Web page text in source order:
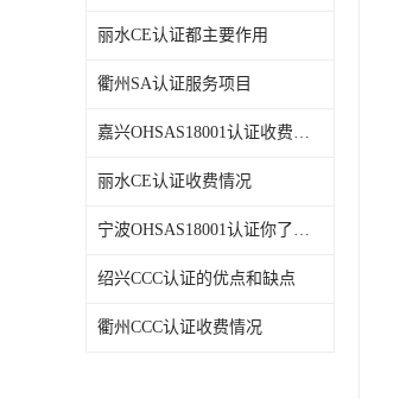
丽水CE认证都主要作用
衢州SA认证服务项目
嘉兴OHSAS18001认证收费情况
丽水CE认证收费情况
宁波OHSAS18001认证你了解吗
绍兴CCC认证的优点和缺点
衢州CCC认证收费情况